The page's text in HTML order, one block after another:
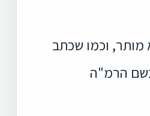
וכמו שכתב
הרמ"ה